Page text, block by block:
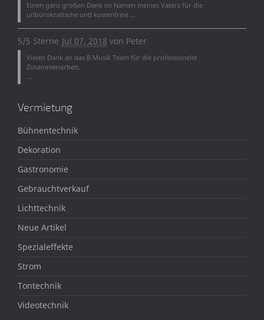
Einen ganz großen Dank im Namen meines Vaters für die
unbürokratische und kostenfreie ...
5/5 Sterne Jul 07, 2018 von Peter
Vielen Dank an das B Musik Team für die professionelle
Zusammenarbeit.
...
Vermietung
Bühnentechnik
Dekoration
Gastronomie
Gebrauchtverkauf
Lichttechnik
Neue Artikel
Spezialeffekte
Strom
Tontechnik
Videotechnik